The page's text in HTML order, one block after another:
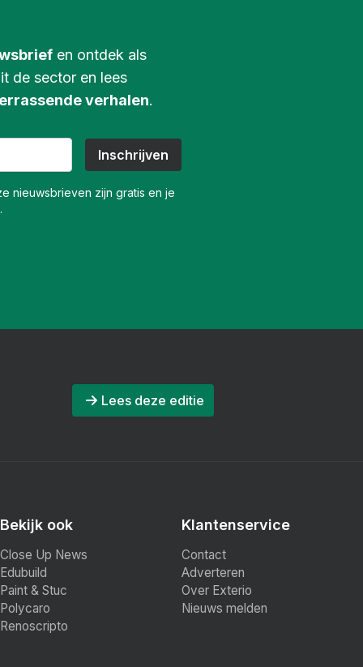
en ontdek als
de sector en lees
verhalen.
nieuwsbrieven zijn gratis en je
Lees deze editie
Bekijk ook
Close Up News
Edubuild
Paint & Stuc
Polycaro
Renoscripto
Klantenservice
Contact
Adverteren
Over Exterio
Nieuws melden